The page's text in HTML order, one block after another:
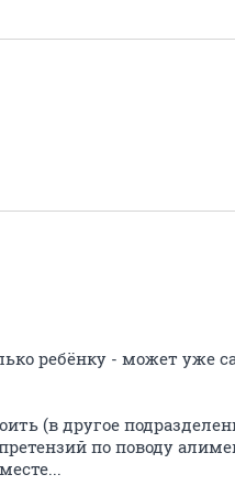
ребёнку - может уже
(в другое
по поводу